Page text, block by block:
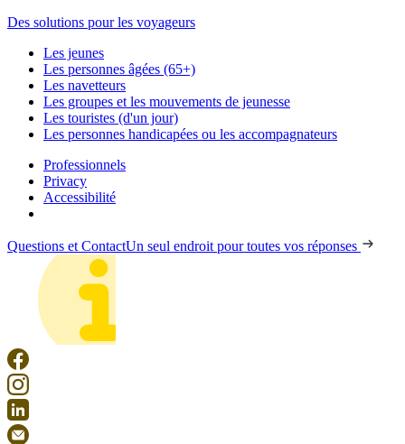
Des solutions pour les voyageurs
Les jeunes
Les personnes âgées (65+)
Les navetteurs
Les groupes et les mouvements de jeunesse
Les touristes (d'un jour)
Les personnes handicapées ou les accompagnateurs
Professionnels
Privacy
Accessibilité
Questions et ContactUn seul endroit pour toutes vos réponses